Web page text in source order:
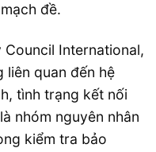
đề.
International,
quan đến hệ
tình trạng kết nối
nhóm nguyên nhân
kiểm tra bảo